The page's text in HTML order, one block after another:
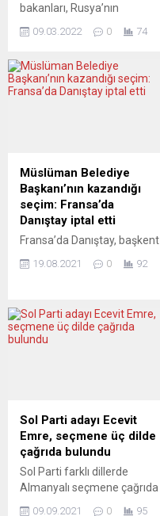
bakanları, Rusya’nın
nedeniyle yaşanan
üzere gelecek hafta
olağanüstü nitelikli toplantı
yapılacak. Toplantıya NATO
Genel Sekreteri Jens
Stoltenberg başkanlık
edecek. Rusya’nın Ukrayna
sınırında kasımdan itibaren
askeri yığınak yapmasıyla
Batılı ülkelerle Moskova
09.03.2022 0 74
Müslüman Belediye
Başkanı’nın kazandığı
seçim: Fransa’da
Danıştay iptal etti
Fransa’da Danıştay, başkent
Trappes’te, 2020’de
seçimleri, “kural dışı seçim
propagandası yaptığı”
ay kadar önce Rabeh’in
başkanı olduğu “Coeur de
Trappes” derneği, yardım
faaliyetlerinde bulundu.
Derneğin dağıttığı maske,
gıda...
19.08.2021 0 92
Sol Parti adayı Ecevit
Emre, seçmene üç dilde
çağrıda bulundu
Sol Parti farklı dillerde
Almanyalı seçmene çağrıda
09.09.2021 0 95